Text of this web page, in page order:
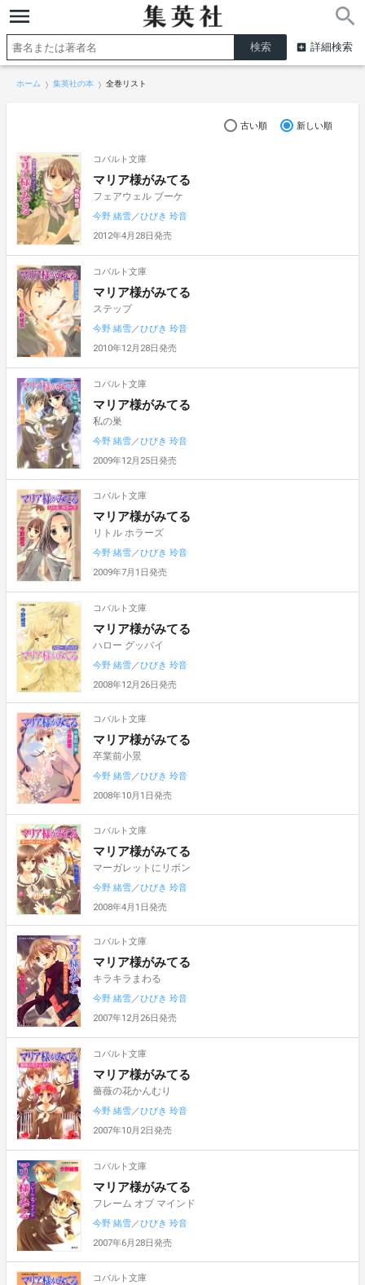
詳細検索
ホーム 集英社の本 全巻リスト
古い順 新しい順
コバルト文庫
マリア様がみてる
フェアウェル ブーケ
今野 緒雪／ひびき 玲音
2012年4月28日発売
コバルト文庫
マリア様がみてる
ステップ
今野 緒雪／ひびき 玲音
2010年12月28日発売
コバルト文庫
マリア様がみてる
私の巣
今野 緒雪／ひびき 玲音
2009年12月25日発売
コバルト文庫
マリア様がみてる
リトル ホラーズ
今野 緒雪 ／ひびき 玲音
2009年7月1日発売
コバルト文庫
マリア様がみてる
ハロー グッバイ
今野 緒雪／ひびき 玲音
2008年12月26日発売
コバルト文庫
マリア様がみてる
卒業前小景
今野 緒雪／ひびき 玲音
2008年10月1日発売
コバルト文庫
マリア様がみてる
マーガレットにリボン
今野 緒雪 ／ひびき 玲音
2008年4月1日発売
コバルト文庫
マリア様がみてる
キラキラまわる
今野 緒雪／ひびき 玲音
2007年12月26日発売
コバルト文庫
マリア様がみてる
薔薇の花かんむり
今野 緒雪／ひびき 玲音
2007年10月2日発売
コバルト文庫
マリア様がみてる
フレーム オブ マインド
今野 緒雪／ひびき 玲音
2007年6月28日発売
コバルト文庫